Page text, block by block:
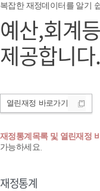
복잡한 재정데이터를 알기
예산,회계
제공합니다.
열린재정 바로가기
재정통계목록 및 열린재정
가능하세요.
재정통계